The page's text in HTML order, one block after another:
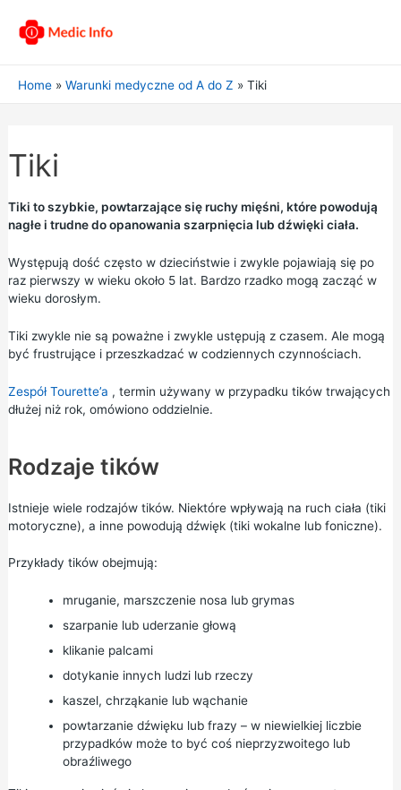
Home Warunki medyczne od A do Z Tiki
Tiki
Tiki to szybkie, powtarzające się ruchy mięśni, które powodują
nagłe i trudne do opanowania szarpnięcia lub dźwięki ciała.
Występują dość często w dzieciństwie i zwykle pojawiają się po
raz pierwszy w wieku około 5 lat. Bardzo rzadko mogą zacząć w
wieku dorosłym.
Tiki zwykle nie są poważne i zwykle ustępują z czasem. Ale mogą
być frustrujące i przeszkadzać w codziennych czynnościach.
Zespół Tourette’a , termin używany w przypadku tików trwających
dłużej niż rok, omówiono oddzielnie.
Rodzaje tików
Istnieje wiele rodzajów tików. Niektóre wpływają na ruch ciała (tiki
motoryczne), a inne powodują dźwięk (tiki wokalne lub foniczne).
Przykłady tików obejmują:
mruganie, marszczenie nosa lub grymas
szarpanie lub uderzanie głową
klikanie palcami
dotykanie innych ludzi lub rzeczy
kaszel, chrząkanie lub wąchanie
powtarzanie dźwięku lub frazy – w niewielkiej liczbie
przypadków może to być coś nieprzyzwoitego lub
obraźliwego